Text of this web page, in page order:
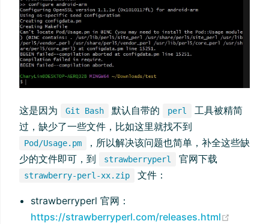
这是因为 Git Bash 默认自带的 perl
工具被精简
过，缺少了一些文件，比如这里就找不到
Pod/Usage.pm
，所以解决该问题也简单，补全这些缺
少的文件即可，到
strawberryperl 官网下载
strawberry-perl-xx.zip 文件：
strawberryperl 官网：
https://strawberryperl.com/releases.html